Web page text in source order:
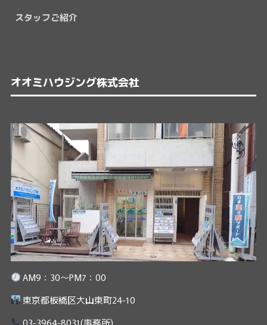
スタッフご紹介
オオミハウジング株式会社
AM9：30～PM7：00
東京都板橋区大山東町24-10
03-3964-8031(事務所)